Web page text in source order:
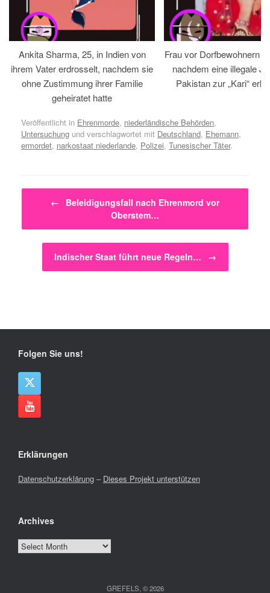
Ankita Sharma, 25, in Indien von
ihrem Vater erdrosselt, nachdem sie
ohne Zustimmung ihrer Familie
geheiratet hatte
Frau vor Dorfbewohnern
nachdem eine illegale
Pakistan zur „Kari“
Veröffentlicht in Ehrenmorde, niederländische Behörden,
Untersuchung und verschlagwortet mit Deutschland, Ehemann,
ermordet, narkostaat niederlande, Polizei, Tunesischer Täter.
Beitragsnavigation
←
Beleidigungsfall nach Ehrenmord vor
Oberstem…
Indischer Staat führt neue Regeln… →
Folgen Sie uns!
Erklärungen
Datenschutzerklärung – Dieses Projekt unterstützen
Archives
Archives
GREFELS, © 2026